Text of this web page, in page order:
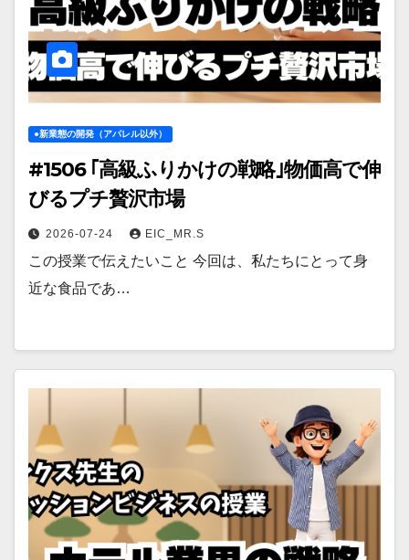
●新業態の開発（アパレル以外）
#1506 ｢高級ふりかけの戦略｣物価高で伸
びるプチ贅沢市場
2026-07-24 EIC_MR.S
この授業で伝えたいこと 今回は、私たちにとって身
近な食品であ…